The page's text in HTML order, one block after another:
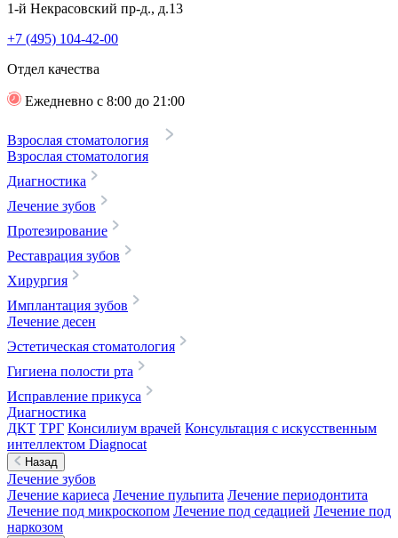
1-й Некрасовский пр-д., д.13
+7 (495) 104-42-00
Отдел качества
Ежедневно с 8:00 до 21:00
Взрослая стоматология
Взрослая стоматология
Диагностика
Лечение зубов
Протезирование
Реставрация зубов
Хирургия
Имплантация зубов
Лечение десен
Эстетическая стоматология
Гигиена полости рта
Исправление прикуса
Диагностика
ДКТ ТРГ Консилиум врачей Консультация с искусственным
интеллектом Diagnocat
Назад
Лечение зубов
Лечение кариеса Лечение пульпита Лечение периодонтита
Лечение под микроскопом Лечение под седацией Лечение под
наркозом